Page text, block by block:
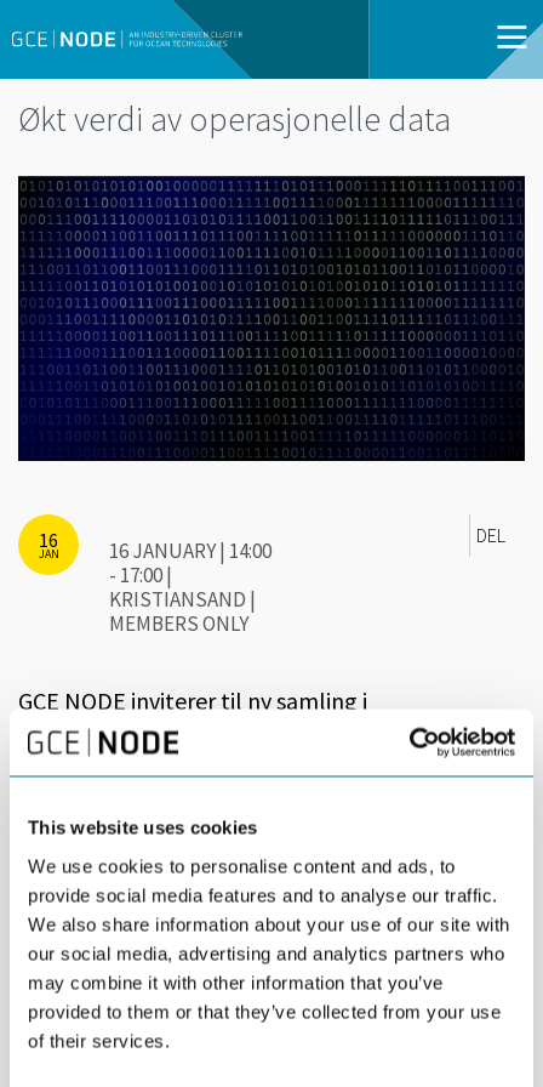
This website uses cookies
We use cookies to personalise content and ads, to
provide social media features and to analyse our traffic.
We also share information about your use of our site with
our social media, advertising and analytics partners who
may combine it with other information that you’ve
provided to them or that they’ve collected from your use
of their services.
Økt verdi av operasjonelle data
16
JAN
16 JANUARY | 14:00
- 17:00 |
KRISTIANSAND |
MEMBERS ONLY
DEL
GCE NODE inviterer til ny samling i
digitaliseringsforumet!
operasjonelle data. Hvilke utfordringer ser vi innen innhenting,
prosessering og anvendelse av slike data? Hvordan får vi til
nødvendig interoperabilitet? Hva med standardisering? Hvordan
skal vi klare å hente ut verdi av dataene?
Formålet med samlingen er flerfoldig:
Gi en oversikt over digitaliseringskompetanse som
fins innad hos NODE-bedriftene
Gi eksempel fra noen bedrifter om